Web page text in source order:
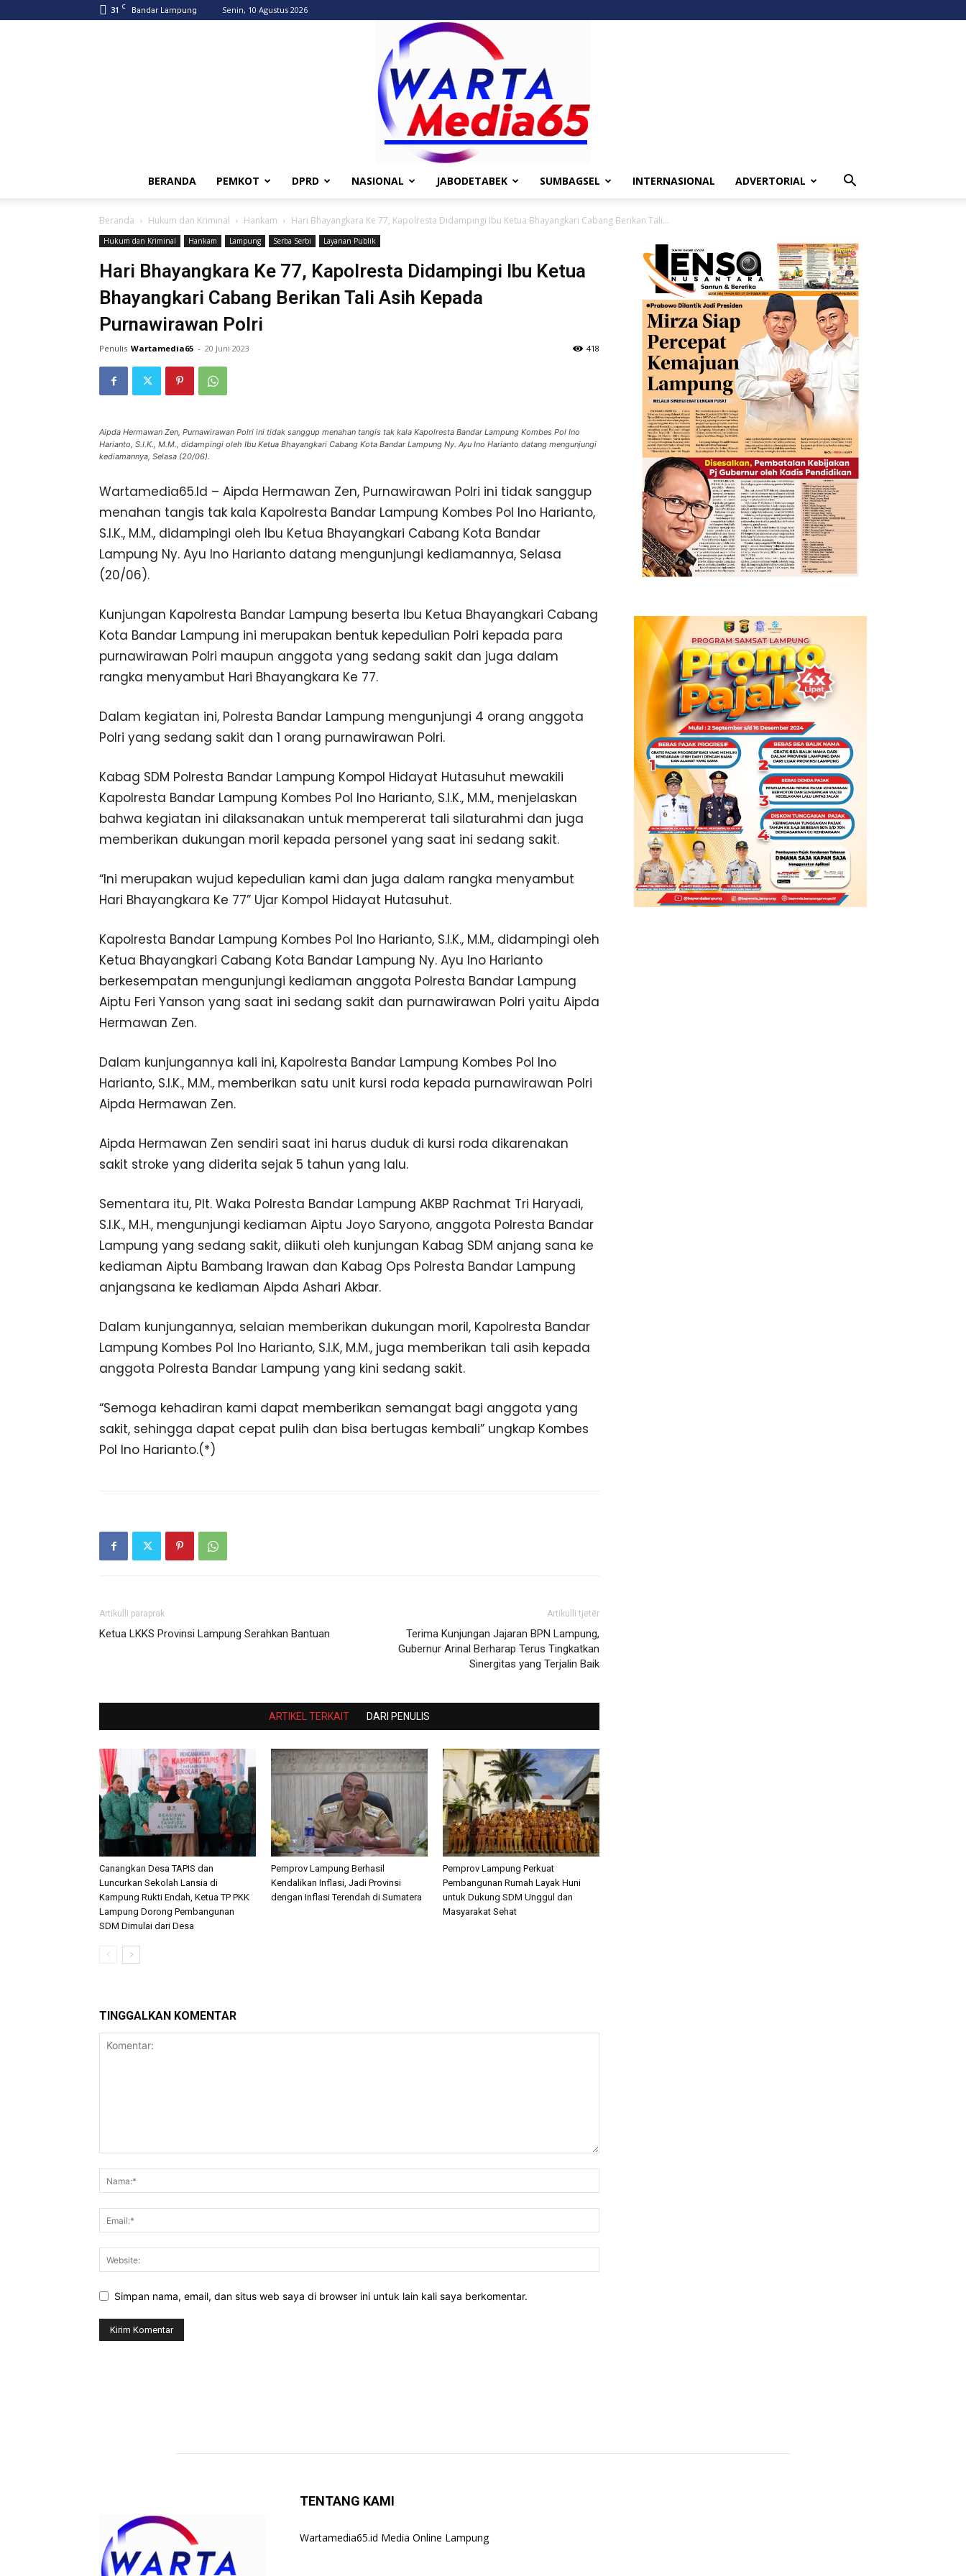
31 C Bandar Lampung Senin, 10 Agustus 2026
BERANDA PEMKOT DPRD NASIONAL JABODETABEK SUMBAGSEL INTERNASIONAL ADVERTORIAL
Beranda Hukum dan Kriminal Hankam Hari Bhayangkara Ke 77, Kapolresta Didampingi Ibu Ketua Bhayangkari Cabang Berikan Tali...
Hukum dan Kriminal Hankam Lampung Serba Serbi Layanan Publik
Hari Bhayangkara Ke 77, Kapolresta Didampingi Ibu Ketua
Bhayangkari Cabang Berikan Tali Asih Kepada
Purnawirawan Polri
Penulis Wartamedia65 - 20 Juni 2023 418
Aipda Hermawan Zen, Purnawirawan Polri ini tidak sanggup menahan tangis tak kala Kapolresta Bandar Lampung Kombes Pol Ino
Harianto, S.I.K., M.M., didampingi oleh Ibu Ketua Bhayangkari Cabang Kota Bandar Lampung Ny. Ayu Ino Harianto datang mengunjungi
kediamannya, Selasa (20/06).
Wartamedia65.Id – Aipda Hermawan Zen, Purnawirawan Polri ini tidak sanggup
menahan tangis tak kala Kapolresta Bandar Lampung Kombes Pol Ino Harianto,
S.I.K., M.M., didampingi oleh Ibu Ketua Bhayangkari Cabang Kota Bandar
Lampung Ny. Ayu Ino Harianto datang mengunjungi kediamannya, Selasa
(20/06).
Kunjungan Kapolresta Bandar Lampung beserta Ibu Ketua Bhayangkari Cabang
Kota Bandar Lampung ini merupakan bentuk kepedulian Polri kepada para
purnawirawan Polri maupun anggota yang sedang sakit dan juga dalam
rangka menyambut Hari Bhayangkara Ke 77.
Dalam kegiatan ini, Polresta Bandar Lampung mengunjungi 4 orang anggota
Polri yang sedang sakit dan 1 orang purnawirawan Polri.
Kabag SDM Polresta Bandar Lampung Kompol Hidayat Hutasuhut mewakili
Kapolresta Bandar Lampung Kombes Pol Ino Harianto, S.I.K., M.M., menjelaskan
bahwa kegiatan ini dilaksanakan untuk mempererat tali silaturahmi dan juga
memberikan dukungan moril kepada personel yang saat ini sedang sakit.
“Ini merupakan wujud kepedulian kami dan juga dalam rangka menyambut
Hari Bhayangkara Ke 77” Ujar Kompol Hidayat Hutasuhut.
Kapolresta Bandar Lampung Kombes Pol Ino Harianto, S.I.K., M.M., didampingi oleh
Ketua Bhayangkari Cabang Kota Bandar Lampung Ny. Ayu Ino Harianto
berkesempatan mengunjungi kediaman anggota Polresta Bandar Lampung
Aiptu Feri Yanson yang saat ini sedang sakit dan purnawirawan Polri yaitu Aipda
Hermawan Zen.
Dalam kunjungannya kali ini, Kapolresta Bandar Lampung Kombes Pol Ino
Harianto, S.I.K., M.M., memberikan satu unit kursi roda kepada purnawirawan Polri
Aipda Hermawan Zen.
Aipda Hermawan Zen sendiri saat ini harus duduk di kursi roda dikarenakan
sakit stroke yang diderita sejak 5 tahun yang lalu.
Sementara itu, Plt. Waka Polresta Bandar Lampung AKBP Rachmat Tri Haryadi,
S.I.K., M.H., mengunjungi kediaman Aiptu Joyo Saryono, anggota Polresta Bandar
Lampung yang sedang sakit, diikuti oleh kunjungan Kabag SDM anjang sana ke
kediaman Aiptu Bambang Irawan dan Kabag Ops Polresta Bandar Lampung
anjangsana ke kediaman Aipda Ashari Akbar.
Dalam kunjungannya, selaian memberikan dukungan moril, Kapolresta Bandar
Lampung Kombes Pol Ino Harianto, S.I.K, M.M., juga memberikan tali asih kepada
anggota Polresta Bandar Lampung yang kini sedang sakit.
“Semoga kehadiran kami dapat memberikan semangat bagi anggota yang
sakit, sehingga dapat cepat pulih dan bisa bertugas kembali” ungkap Kombes
Pol Ino Harianto.(*)
Artikulli paraprak
Ketua LKKS Provinsi Lampung Serahkan Bantuan
Artikulli tjetër
Terima Kunjungan Jajaran BPN Lampung,
Gubernur Arinal Berharap Terus Tingkatkan
Sinergitas yang Terjalin Baik
ARTIKEL TERKAIT DARI PENULIS
Canangkan Desa TAPIS dan
Luncurkan Sekolah Lansia di
Kampung Rukti Endah, Ketua TP PKK
Lampung Dorong Pembangunan
SDM Dimulai dari Desa
Pemprov Lampung Berhasil
Kendalikan Inflasi, Jadi Provinsi
dengan Inflasi Terendah di Sumatera
Pemprov Lampung Perkuat
Pembangunan Rumah Layak Huni
untuk Dukung SDM Unggul dan
Masyarakat Sehat
TINGGALKAN KOMENTAR
Simpan nama, email, dan situs web saya di browser ini untuk lain kali saya berkomentar.
TENTANG KAMI
Wartamedia65.id Media Online Lampung